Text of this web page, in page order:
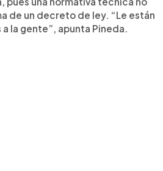
de un decreto de ley. “Le están
la gente”, apunta Pineda.